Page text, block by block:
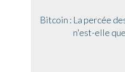
Bitcoin : La percée
n'est-elle